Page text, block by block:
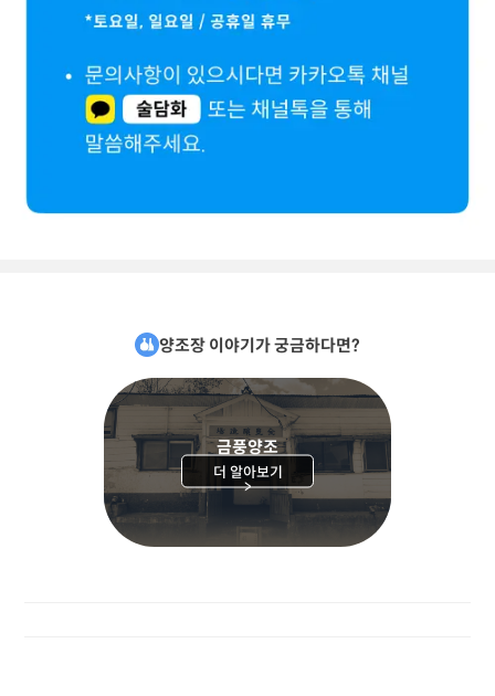
양조장 이야기가 궁금하다면?
금풍양조
더 알아보기
>